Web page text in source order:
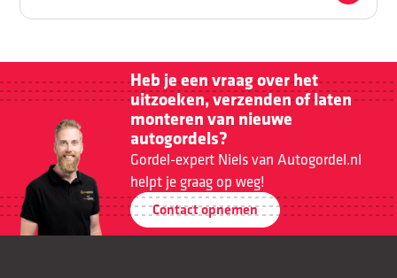
Wat die regels precies zijn, lees je in dit blog!
Heb je een vraag over het
uitzoeken, verzenden of laten
monteren van nieuwe
autogordels?
Gordel-expert Niels van Autogordel.nl
helpt je graag op weg!
Contact opnemen